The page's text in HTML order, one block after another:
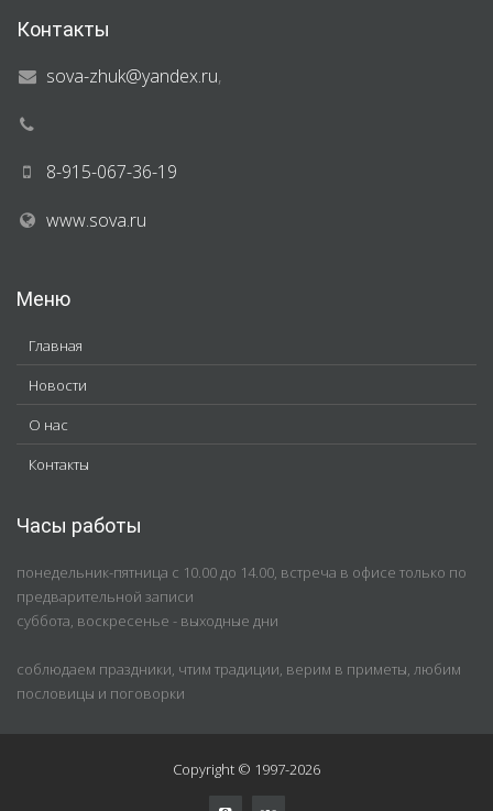
Контакты
sova-zhuk@yandex.ru,
8-915-067-36-19
www.sova.ru
Меню
Главная
Новости
О нас
Контакты
Часы работы
понедельник-пятница с 10.00 до 14.00, встреча в офисе только по
предварительной записи
суббота, воскресенье - выходные дни
соблюдаем праздники, чтим традиции, верим в приметы, любим
пословицы и поговорки
Copyright © 1997-2026